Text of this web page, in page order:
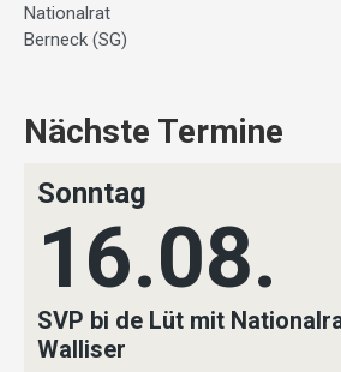
Nationalrat
Berneck (SG)
Nächste Termine
Sonntag
16.08.
SVP bi de Lüt mit
Walliser